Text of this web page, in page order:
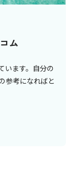
ム
います。自分の
参考になればと